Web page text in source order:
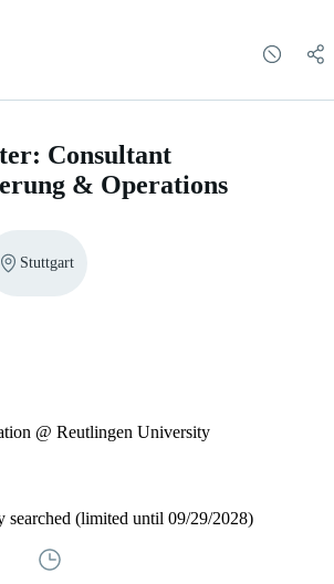
Consultant
& Operations
Stuttgart
@ Reutlingen University
searched (limited until 09/29/2028)